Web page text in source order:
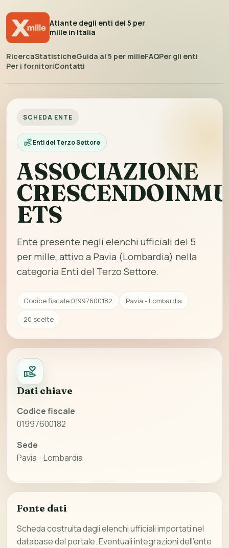
Atlante degli enti del 5 per
mille in Italia
RicercaStatisticheGuida al 5 per milleFAQPer gli enti
Per i fornitoriContatti
SCHEDA ENTE
Enti del Terzo Settore
ASSOCIAZIONE
ETS
Ente presente negli elenchi ufficiali del 5
per mille, attivo a Pavia (Lombardia) nella
categoria Enti del Terzo Settore.
Codice fiscale 01997600182
Pavia - Lombardia
20 scelte
Dati chiave
Codice fiscale
01997600182
Sede
Pavia - Lombardia
Fonte dati
Scheda costruita dagli elenchi ufficiali importati nel
database del portale. Eventuali integrazioni dell’ente